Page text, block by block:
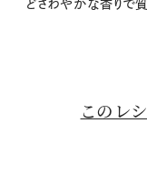
どさわやかな香りで
このレ